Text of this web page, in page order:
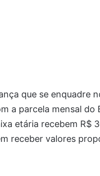
que se enquadre
a parcela mensal do
etária recebem R$
receber valores